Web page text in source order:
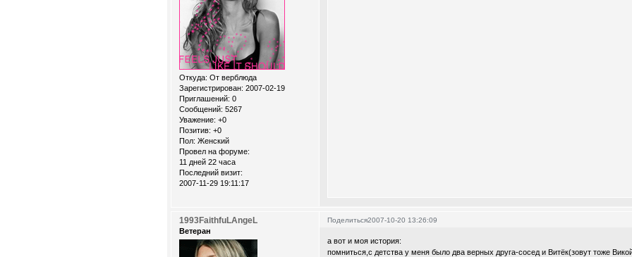
Откуда: От верблюда
Зарегистрирован: 2007-02-19
Приглашений: 0
Сообщений: 5267
Уважение: +0
Позитив: +0
Пол: Женский
Провел на форуме:
11 дней 22 часа
Последний визит:
2007-11-29 19:11:17
Поделиться2007-10-20 13:26:09
1993FaithfuLAngeL
Ветеран
а вот и моя история:
помниться,с детства у меня было два верных друга-сосед и Витёк(зовут тоже